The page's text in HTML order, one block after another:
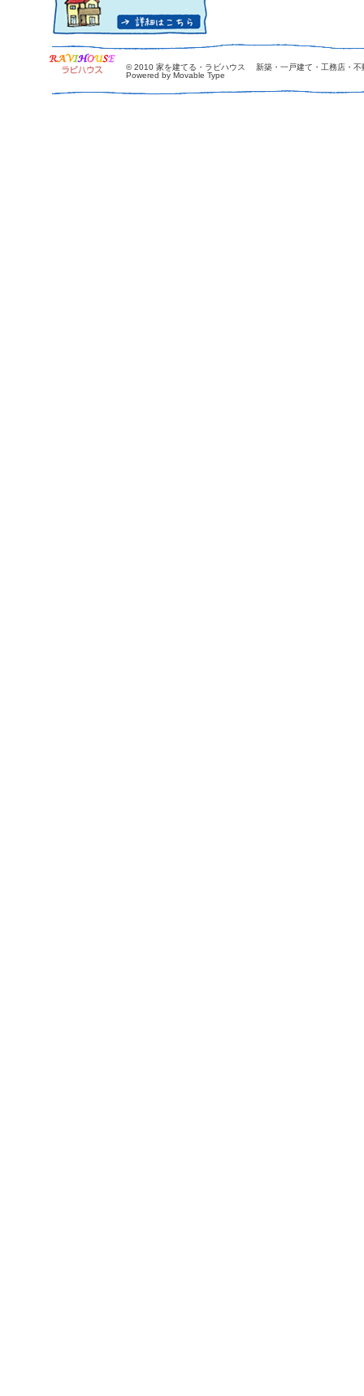
© 2010 家を建てる・ラビハウス 新築・一戸建て・工務店・不
Powered by Movable Type